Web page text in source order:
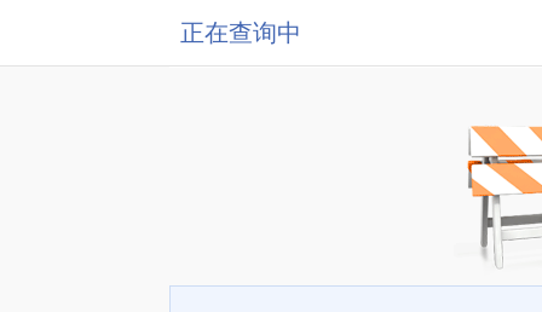
正在查询中